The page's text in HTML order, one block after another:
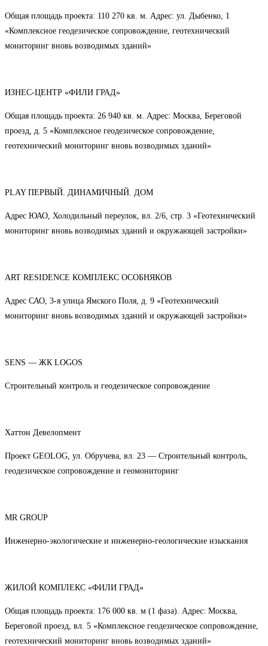
Общая площадь проекта: 110 270 кв. м. Адрес: ул. Дыбенко, 1
«Комплексное геодезическое сопровождение, геотехнический
мониторинг вновь возводимых зданий»
ИЗНЕС-ЦЕНТР «ФИЛИ ГРАД»
Общая площадь проекта: 26 940 кв. м. Адрес: Москва, Береговой
проезд, д. 5 «Комплексное геодезическое сопровождение,
геотехнический мониторинг вновь возводимых зданий»
PLAY ПЕРВЫЙ. ДИНАМИЧНЫЙ. ДОМ
Адрес ЮАО, Холодильный переулок, вл. 2/6, стр. 3 «Геотехнический
мониторинг вновь возводимых зданий и окружающей застройки»
ART RESIDENCE КОМПЛЕКС ОСОБНЯКОВ
Адрес САО, 3-я улица Ямского Поля, д. 9 «Геотехнический
мониторинг вновь возводимых зданий и окружающей застройки»
SENS — ЖК LOGOS
Строительный контроль и геодезическое сопровождение
Хаттон Девелопмент
Проект GEOLOG, ул. Обручева, вл. 23 — Строительный контроль,
геодезическое сопровождение и геомониторинг
MR GROUP
Инженерно-экологические и инженерно-геологические изыскания
ЖИЛОЙ КОМПЛЕКС «ФИЛИ ГРАД»
Общая площадь проекта: 176 000 кв. м (1 фаза). Адрес: Москва,
Береговой проезд, вл. 5 «Комплексное геодезическое сопровождение,
геотехнический мониторинг вновь возводимых зданий»